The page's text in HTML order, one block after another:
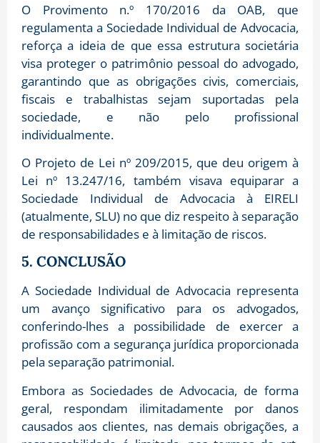
O Provimento n.º 170/2016 da OAB, que
regulamenta a Sociedade Individual de Advocacia,
reforça a ideia de que essa estrutura societária
visa proteger o patrimônio pessoal do advogado,
garantindo que as obrigações civis, comerciais,
fiscais e trabalhistas sejam suportadas pela
sociedade, e não pelo profissional
individualmente.
O Projeto de Lei nº 209/2015, que deu origem à
Lei nº 13.247/16, também visava equiparar a
Sociedade Individual de Advocacia à EIRELI
(atualmente, SLU) no que diz respeito à separação
de responsabilidades e à limitação de riscos.
5. CONCLUSÃO
A Sociedade Individual de Advocacia representa
um avanço significativo para os advogados,
conferindo-lhes a possibilidade de exercer a
profissão com a segurança jurídica proporcionada
pela separação patrimonial.
Embora as Sociedades de Advocacia, de forma
geral, respondam ilimitadamente por danos
causados aos clientes, nas demais obrigações, a